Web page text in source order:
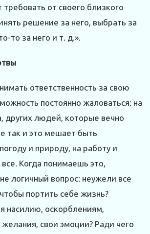
от своего близкого
решение за него, выбрать за
то за него и т. д.».
ответственность за свою
постоянно жаловаться: на
других людей, которые вечно
так и это мешает быть
и природу, на работу и
все. Когда понимаешь это,
логичный вопрос: неужели все
портить себе жизнь?
насилию, оскорблениям,
желания, свои эмоции? Ради чего